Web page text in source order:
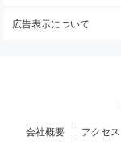
広告表示について
会社概要 アクセス